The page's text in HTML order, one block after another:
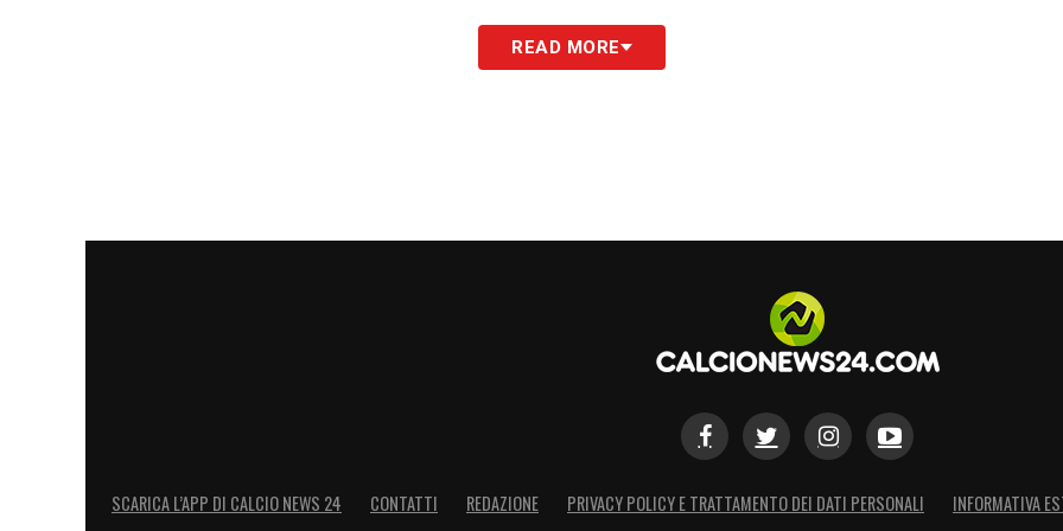
LA PLAYLIST DELLE NOSTRE TOP NEWSREAD MORE
SCARICA L’APP DI CALCIO NEWS 24 CONTATTI REDAZIONE PRIVACY POLICY E TRATTAMENTO DEI DATI PERSONALI INFORMATIVA